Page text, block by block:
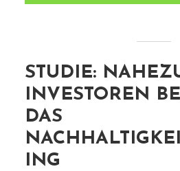
STUDIE:
INVESTOREN
DAS
ING